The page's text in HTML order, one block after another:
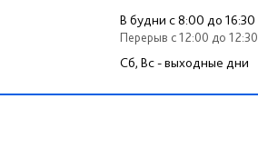
В будни c 8:00 до 16:30
Перерыв c 12:00 до 12:30
Сб, Вс - выходные дни